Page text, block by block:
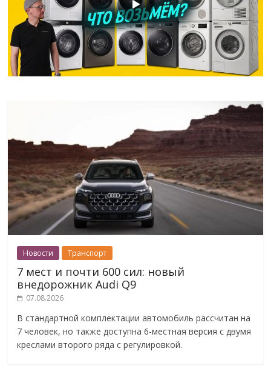
Новости Транспорт
7 мест и почти 600 сил: новый
внедорожник Audi Q9
07.08.2026
В стандартной комплектации автомобиль рассчитан на
7 человек, но также доступна 6-местная версия с двумя
креслами второго ряда с регулировкой.